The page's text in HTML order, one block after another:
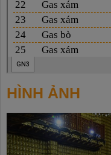
HÌNH ẢNH